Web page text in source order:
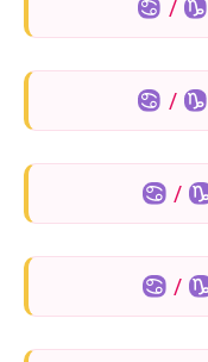
/
/
/
/